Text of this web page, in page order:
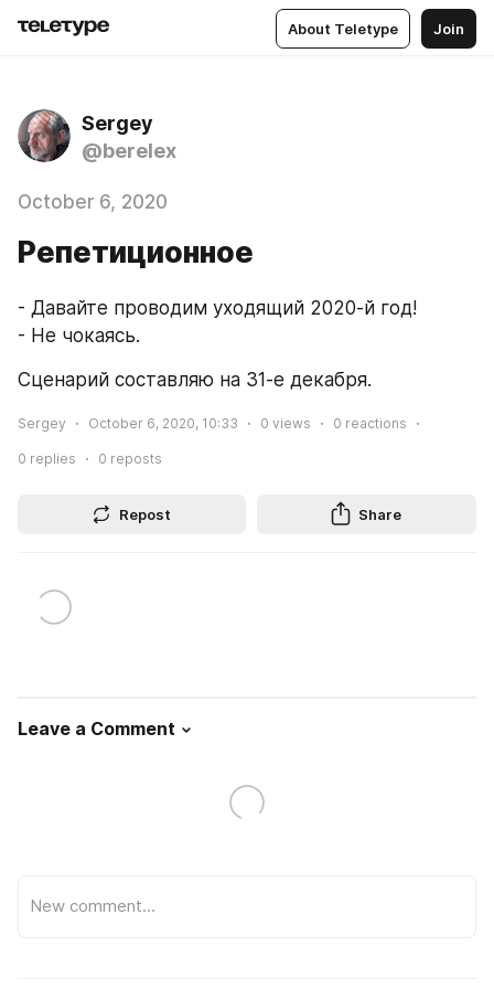
About Teletype Join
Sergey
@berelex
October 6, 2020
Репетиционное
- Давайте проводим уходящий 2020-й год!
- Не чокаясь.
Сценарий составляю на 31-е декабря.
Sergey October 6, 2020, 10:33 0 views 0 reactions
0 replies 0 reposts
Repost Share
Leave a Comment